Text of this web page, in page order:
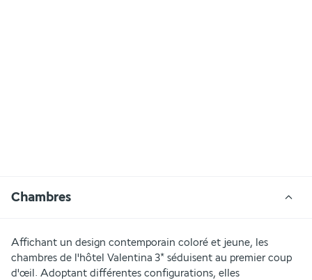
Chambres
Affichant un design contemporain coloré et jeune, les
chambres de l'hôtel Valentina 3* séduisent au premier coup
d'œil. Adoptant différentes configurations, elles